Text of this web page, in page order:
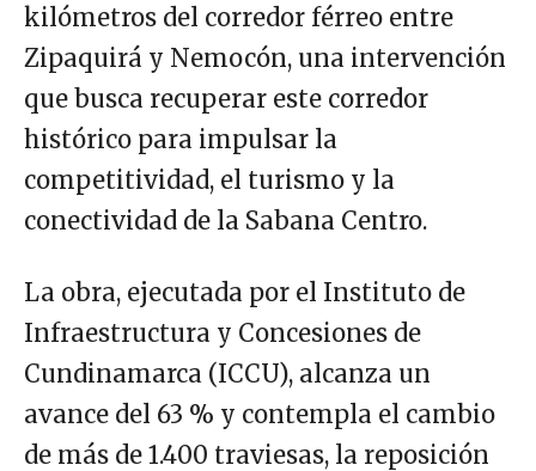
kilómetros del corredor férreo entre
Zipaquirá y Nemocón, una intervención
que busca recuperar este corredor
histórico para impulsar la
competitividad, el turismo y la
conectividad de la Sabana Centro.
La obra, ejecutada por el Instituto de
Infraestructura y Concesiones de
Cundinamarca (ICCU), alcanza un
avance del 63 % y contempla el cambio
de más de 1.400 traviesas, la reposición